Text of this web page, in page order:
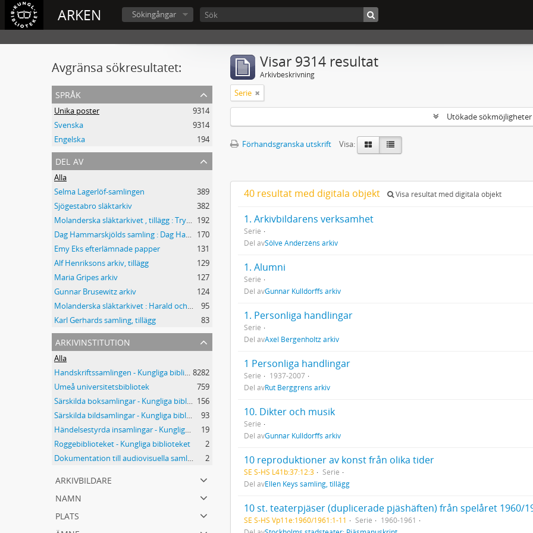
ARKEN Sökingångar
Avgränsa sökresultatet:
språk
Unika poster
9314
Svenska
9314
Engelska
194
del av
Alla
Selma Lagerlöf-samlingen
389
Sjögestabro släktarkiv
382
Molanderska släktarkivet , tillägg : Tryck och småtryck 192
Dag Hammarskjölds samling : Dag Hammarskjöld Collection
170
Emy Eks efterlämnade papper
131
Alf Henriksons arkiv, tillägg
129
Maria Gripes arkiv
127
Gunnar Brusewitz arkiv
124
Molanderska släktarkivet : Harald och Olof Molanders släktarkiv
95
Karl Gerhards samling, tillägg
83
arkivinstitution
Alla
Handskriftssamlingen - Kungliga biblioteket 8282
Umeå universitetsbibliotek
759
Särskilda boksamlingar - Kungliga biblioteket 156
Särskilda bildsamlingar - Kungliga biblioteket
93
Händelsestyrda insamlingar - Kungliga biblioteket
19
Roggebiblioteket - Kungliga biblioteket
2
Dokumentation till audiovisuella samlingar - Kungliga biblioteket
2
arkivbildare
namn
plats
Visar 9314 resultat
Arkivbeskrivning
Serie
Utökade sökmöjligheter
Förhandsgranska utskrift Visa:
40 resultat med digitala objekt Visa resultat med digitala objekt
1. Arkivbildarens verksamhet
Serie
Del avSölve Anderzéns arkiv
1. Alumni
Serie
Del avGunnar Kulldorffs arkiv
1. Personliga handlingar
Serie
Del avAxel Bergenholtz arkiv
1 Personliga handlingar
Serie
1937-2007
Del avRut Berggrens arkiv
10. Dikter och musik
Serie
Del avGunnar Kulldorffs arkiv
10 reproduktioner av konst från olika tider
SE S-HS L41b:37:12:3
Serie
Del avEllen Keys samling, tillägg
10 st. teaterpjäser (duplicerade pjäshäften) från spelåret 1960/
SE S-HS Vp11e:1960/1961:1-11 Serie
1960-1961